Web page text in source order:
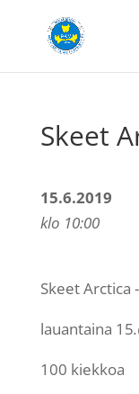
Skeet
15.6.2019
klo 10:00
Skeet Arctica
lauantaina 15
100 kiekkoa